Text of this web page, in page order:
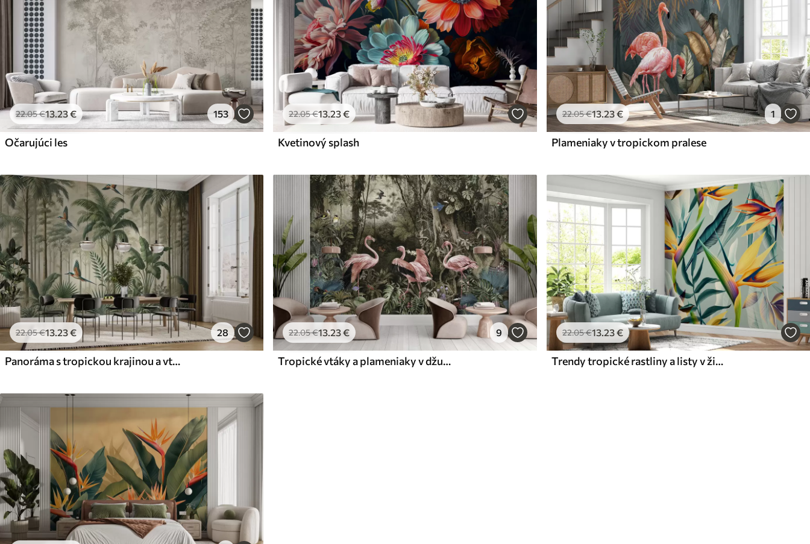
22.05€13.23€ 153
Očarujúci les
22.05€13.23€
Kvetinový splash
22.05€13.23€ 1
Plameniaky v tropickom pralese
22.05€13 .23€ 28
Panoráma s tropickou krajinou a vtákmi
22.05€13 .23€ 9
Tropické vtáky a plameniaky v džungli
22.05€13.23€
Trendy tropické rastliny a listy v žiarivých farbách